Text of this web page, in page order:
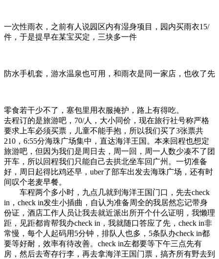
一次性雨衣，之前有人说园区内有湿身项目，园内买雨衣15/
件，于是提早在某宝买定，三块多一件
防水手机套，游水温泉也可用，和雨衣是同一家店，也收了先
零食若干少不了，塞包里用衣服掩护，路上有得吃。
去程订的是旅游吧，70/人，大小同价，现在旅行社号称严格
要求上车必须买票，儿童不能手抱，所以我们买了3张票共
210，6:55分海珠广场集中，直达海洋王国。本来回程也想定
旅游吧，但因为我们是周日去，周一回，周一人数少凑不了团
开车，所以回程我们只能自己去拱北坐车回广州。一切准备
好，周日起得比鸡还早，uber了部车出发去海珠广场，还有时
间叹个老麦早餐。
车程两个多小时，九点几就到海洋王国门口，先去check
in，check in发生小插曲，自认为准备周全的我居然忘记带身
份证，酒店工作人员让我去就近派出所开个什么证明，我懒理
距，见距都肯帮我办check in，我就随口答应了先，check in非
常慢，每个人起码用5分钟，排队人也多，5条队办check in都
要等好耐，效率有待改善。check in左都要等下午三点先有
房，然后去寄存行李，再去拿海洋王国门票，搞齐所有野去到